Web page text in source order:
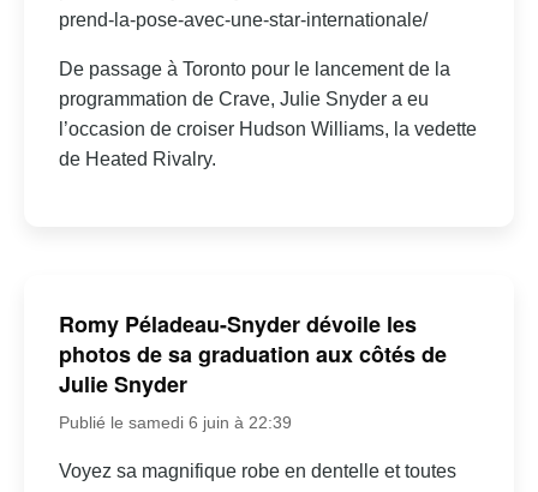
prend-la-pose-avec-une-star-internationale/
De passage à Toronto pour le lancement de la
programmation de Crave, Julie Snyder a eu
l’occasion de croiser Hudson Williams, la vedette
de Heated Rivalry.
Romy Péladeau-Snyder dévoile les
photos de sa graduation aux côtés de
Julie Snyder
Publié le samedi 6 juin à 22:39
Voyez sa magnifique robe en dentelle et toutes